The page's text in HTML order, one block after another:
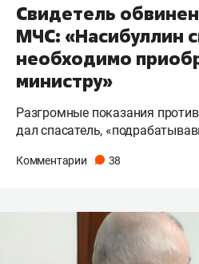
Свидетель
МЧС: «Насибуллин
необходимо
министру»
Разгромные показания
дал спасатель,
Комментарии 38